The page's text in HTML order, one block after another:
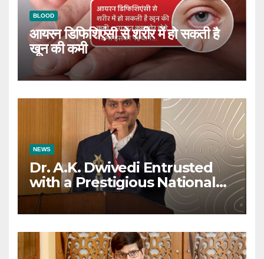
BLOOD
आयरन डिफिशिएंसी से शरीर में हो सकती है
खून की कमी
NEWS
Dr. A.K. Dwivedi Entrusted
with a Prestigious National
Responsibility